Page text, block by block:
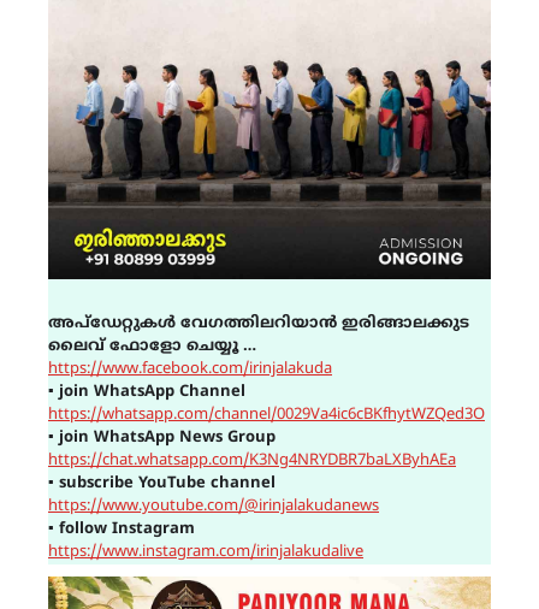
അപ്ഡേറ്റുകൾ വേഗത്തിലറിയാൻ ഇരിങ്ങാലക്കുട
ലൈവ് ഫോളോ ചെയ്യൂ …
https://www.facebook.com/irinjalakuda
▪ join WhatsApp Channel
https://whatsapp.com/channel/0029Va4ic6cBKfhytWZQed3O
▪ join WhatsApp News Group
https://chat.whatsapp.com/K3Ng4NRYDBR7baLXByhAEa
▪ subscribe YouTube channel
https://www.youtube.com/@irinjalakudanews
▪ follow Instagram
https://www.instagram.com/irinjalakudalive